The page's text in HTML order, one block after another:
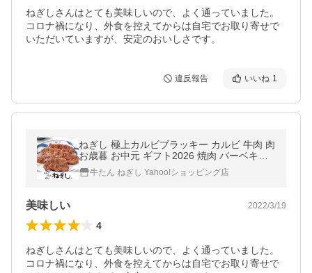
ねぎしさんはとても美味しいので、よく通っていました。
コロナ禍になり、外食を控えてからは自宅でお取り寄せで
いただいていますが、安定のおいしさです。
違反報告 いいね 1
ねぎし 極上カルビブラッキー カルビ 牛肉 肉
お歳暮 お中元 ギフト2026 焼肉 バーベキュ
ー ご褒美 熟成肉 お年賀 父の日 母の日 お取
り寄せグルメ 希少部位
牛たん ねぎし Yahoo!ショッピング店
美味しい 2022/3/19
4
ねぎしさんはとても美味しいので、よく通っていました。
コロナ禍になり、外食を控えてからは自宅でお取り寄せで